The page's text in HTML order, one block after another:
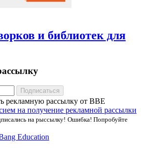
и библиотек для
Подписаться
рекламную рассылку от BBE
на получение рекламной рассылки
на рыссылку! Ошибка! Попробуйте
Education